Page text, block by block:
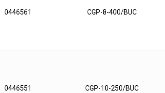
0446561 CGP-8-400/BUC
0446551 CGP-10-250/BUC